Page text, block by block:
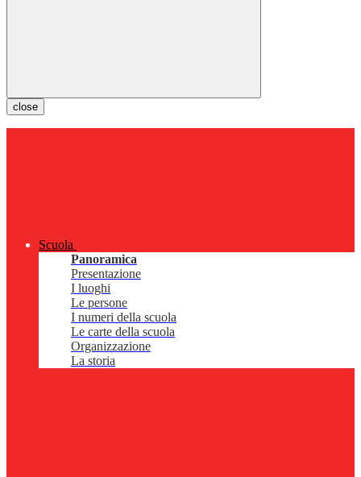
close
Scuola
Panoramica
Presentazione
I luoghi
Le persone
I numeri della scuola
Le carte della scuola
Organizzazione
La storia